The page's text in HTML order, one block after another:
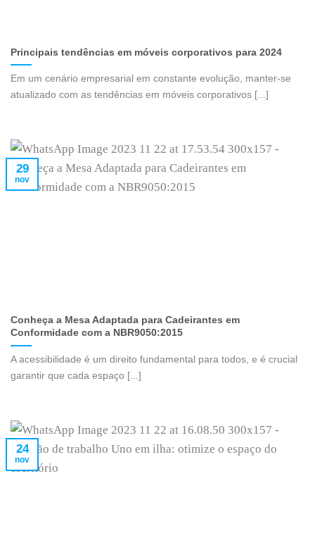
Principais tendências em móveis corporativos para 2024
Em um cenário empresarial em constante evolução, manter-se
atualizado com as tendências em móveis corporativos [...]
Conheça a Mesa Adaptada para Cadeirantes em
Conformidade com a NBR9050:2015
A acessibilidade é um direito fundamental para todos, e é crucial
garantir que cada espaço [...]
29
nov
24
nov